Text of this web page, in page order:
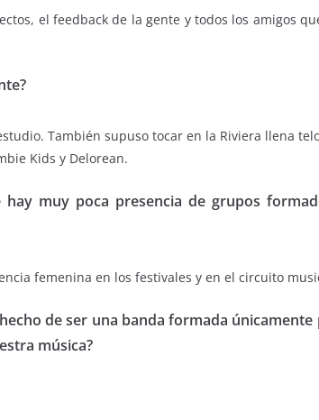
el feedback de la gente y todos los amigos
También supuso tocar en la Riviera llena
Kids y Delorean.
muy poca presencia de grupos
femenina en los festivales y en el circuito
de ser una banda formada únicamente
música?